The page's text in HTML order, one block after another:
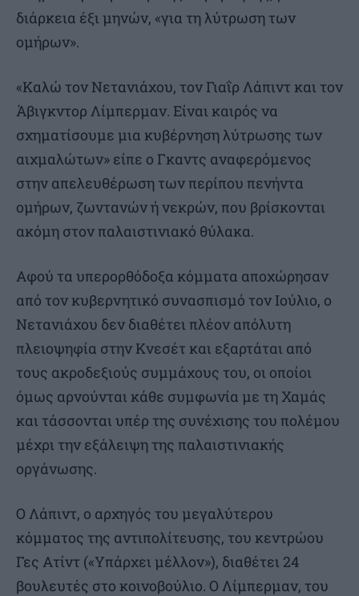
διάρκεια έξι μηνών, «για τη λύτρωση των
ομήρων».
«Καλώ τον Νετανιάχου, τον Γιαΐρ Λάπιντ και τον
Άβιγκντορ Λίμπερμαν. Είναι καιρός να
σχηματίσουμε μια κυβέρνηση λύτρωσης των
αιχμαλώτων» είπε ο Γκαντς αναφερόμενος
στην απελευθέρωση των περίπου πενήντα
ομήρων, ζωντανών ή νεκρών, που βρίσκονται
ακόμη στον παλαιστινιακό θύλακα.
Αφού τα υπερορθόδοξα κόμματα αποχώρησαν
από τον κυβερνητικό συνασπισμό τον Ιούλιο, ο
Νετανιάχου δεν διαθέτει πλέον απόλυτη
πλειοψηφία στην Κνεσέτ και εξαρτάται από
τους ακροδεξιούς συμμάχους του, οι οποίοι
όμως αρνούνται κάθε συμφωνία με τη Χαμάς
και τάσσονται υπέρ της συνέχισης του πολέμου
μέχρι την εξάλειψη της παλαιστινιακής
οργάνωσης.
Ο Λάπιντ, ο αρχηγός του μεγαλύτερου
κόμματος της αντιπολίτευσης, του κεντρώου
Γες Ατίντ («Υπάρχει μέλλον»), διαθέτει 24
βουλευτές στο κοινοβούλιο. Ο Λίμπερμαν, του